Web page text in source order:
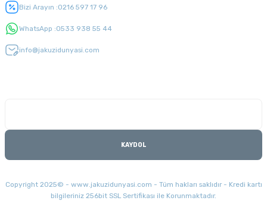
Bizi Arayın :0216 597 17 96
WhatsApp :0533 938 55 44
info@jakuzidunyasi.com
KAYDOL
Copyright 2025© - www.jakuzidunyasi.com - Tüm hakları saklıdır - Kredi kartı
bilgileriniz 256bit SSL Sertifikası ile Korunmaktadır.